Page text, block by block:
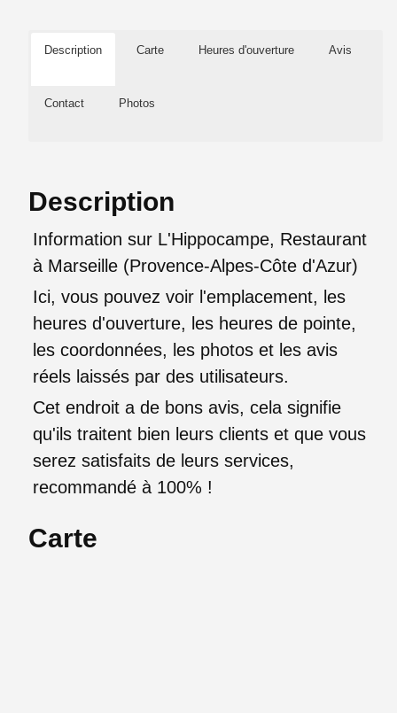
Description Carte Heures d'ouverture Avis
Contact Photos
Description
Information sur L'Hippocampe, Restaurant
à Marseille (Provence-Alpes-Côte d'Azur)
Ici, vous pouvez voir l'emplacement, les
heures d'ouverture, les heures de pointe,
les coordonnées, les photos et les avis
réels laissés par des utilisateurs.
Cet endroit a de bons avis, cela signifie
qu'ils traitent bien leurs clients et que vous
serez satisfaits de leurs services,
recommandé à 100% !
Carte